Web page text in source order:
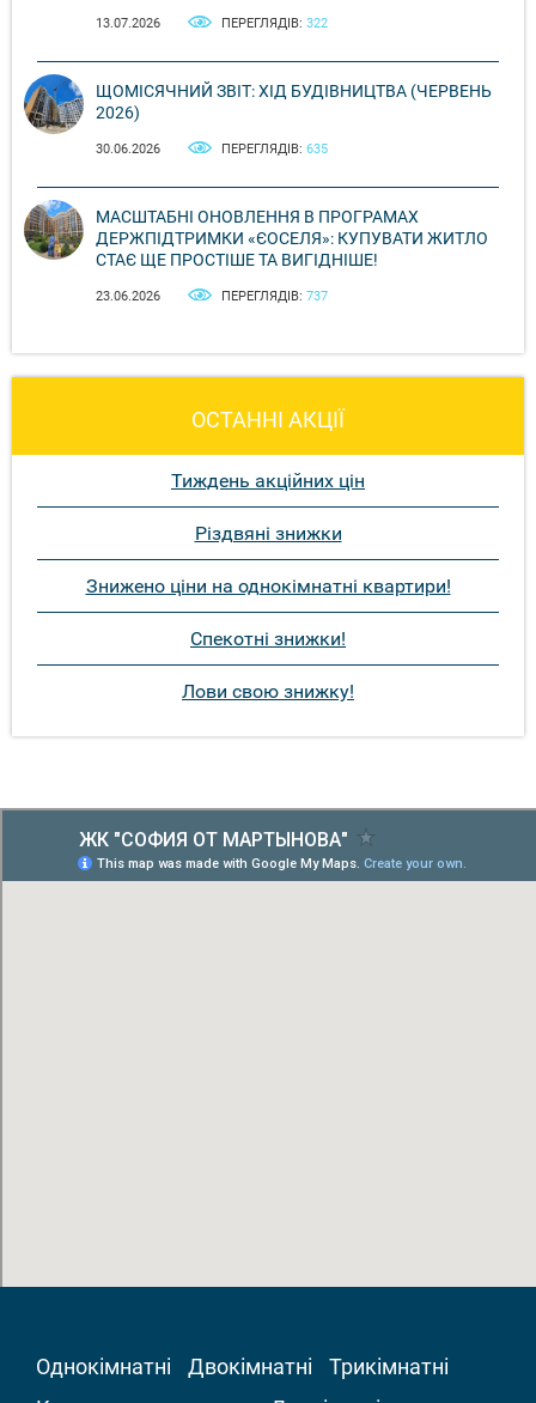
13.07.2026 ПЕРЕГЛЯДІВ: 322
ЩОМІСЯЧНИЙ ЗВІТ: ХІД БУДІВНИЦТВА (ЧЕРВЕНЬ
2026)
30.06.2026 ПЕРЕГЛЯДІВ: 635
МАСШТАБНІ ОНОВЛЕННЯ В ПРОГРАМАХ
ДЕРЖПІДТРИМКИ «ЄОСЕЛЯ»: КУПУВАТИ ЖИТЛО
СТАЄ ЩЕ ПРОСТІШЕ ТА ВИГІДНІШЕ!
23.06.2026 ПЕРЕГЛЯДІВ: 737
ОСТАННІ АКЦІЇ
Тиждень акційних цін
Різдвяні знижки
Знижено ціни на однокімнатні квартири!
Спекотні знижки!
Лови свою знижку!
Однокімнатні Двокімнатні
Трикімнатні